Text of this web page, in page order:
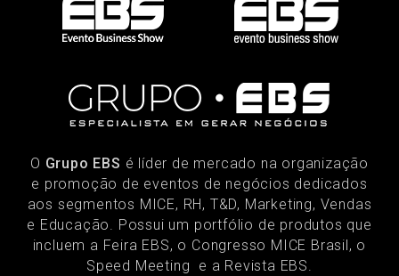
O Grupo EBS é líder de mercado na organização
e promoção de eventos de negócios dedicados
aos segmentos MICE, RH, T&D, Marketing, Vendas
e Educação. Possui um portfólio de produtos que
incluem a Feira EBS, o Congresso MICE Brasil, o
Speed Meeting e a Revista EBS.